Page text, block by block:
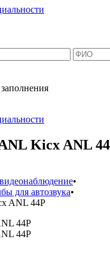
Kicx ANL
•
для автозвука•
ANL 44P